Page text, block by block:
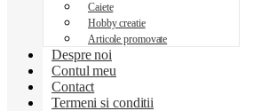
Caiete
Hobby creatie
Articole promovate
Despre noi
Contul meu
Contact
Termeni si conditii